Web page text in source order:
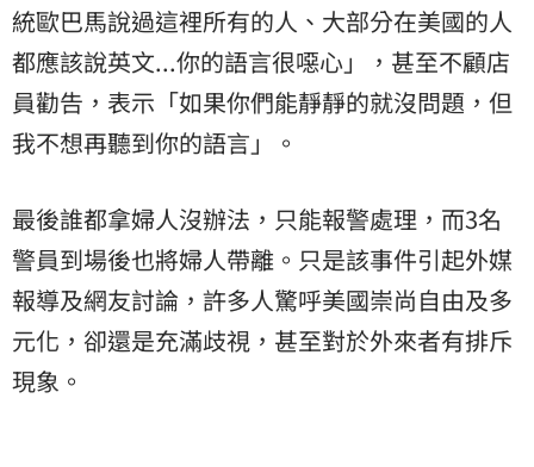
統歐巴馬說過這裡所有的人、大部分在美國的人
都應該說英文...你的語言很噁心」，甚至不顧店
員勸告，表示「如果你們能靜靜的就沒問題，但
我不想再聽到你的語言」。
最後誰都拿婦人沒辦法，只能報警處理，而3名
警員到場後也將婦人帶離。只是該事件引起外媒
報導及網友討論，許多人驚呼美國崇尚自由及多
元化，卻還是充滿歧視，甚至對於外來者有排斥
現象。